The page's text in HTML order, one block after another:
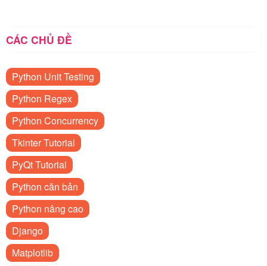
CÁC CHỦ ĐỀ
Python Unit Testing
Python Regex
Python Concurrency
Tkinter Tutorial
PyQt Tutorial
Python căn bản
Python nâng cao
Django
Matplotlib